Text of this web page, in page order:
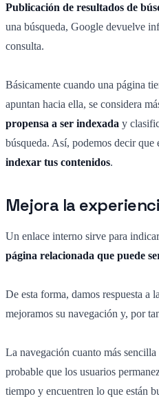
Publicación de resultados de
una búsqueda, Google devuelve
consulta.
Básicamente cuando una página
apuntan hacia ella, se considera
propensa a ser indexada y
búsqueda. Así, podemos decir
indexar tus contenidos.
Mejora la
Un enlace interno sirve para
página relacionada que puede
De esta forma, damos respuesta a
mejoramos su navegación y, por
La navegación cuanto más
probable que los usuarios
tiempo y encuentren lo que están